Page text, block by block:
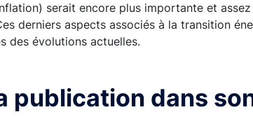
serait encore plus importante et
derniers aspects associés à la transition
des évolutions actuelles.
publication dans